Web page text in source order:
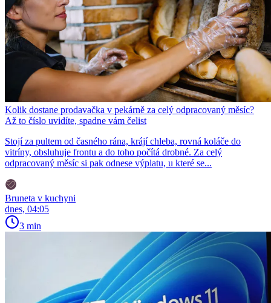
Kolik dostane prodavačka v pekárně za celý odpracovaný měsíc?
Až to číslo uvidíte, spadne vám čelist
Stojí za pultem od časného rána, krájí chleba, rovná koláče do
vitríny, obsluhuje frontu a do toho počítá drobné. Za celý
odpracovaný měsíc si pak odnese výplatu, u které se...
Bruneta v kuchyni
dnes, 04:05
3 min